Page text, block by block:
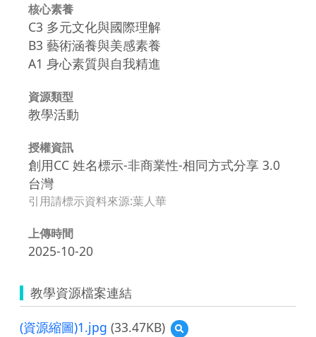
核心素養
C3 多元文化與國際理解
B3 藝術涵養與美感素養
A1 身心素質與自我精進
資源類型
教學活動
授權資訊
創用CC 姓名標示-非商業性-相同方式分享 3.0
台灣
引用請標示資料來源:葉人華
上傳時間
2025-10-20
教學資源檔案連結
(資源縮圖)1.jpg (33.47KB)
預